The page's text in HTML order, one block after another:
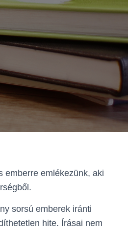
emberre emlékezünk, aki
sorsú emberek iránti
hite. Írásai nem